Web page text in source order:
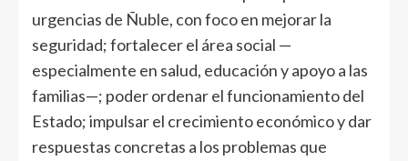
urgencias de Ñuble, con foco en mejorar la
seguridad; fortalecer el área social —
especialmente en salud, educación y apoyo a las
familias—; poder ordenar el funcionamiento del
Estado; impulsar el crecimiento económico y dar
respuestas concretas a los problemas que